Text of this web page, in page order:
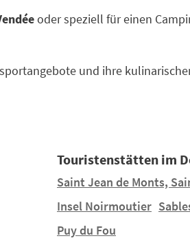
oder speziell für einen
und ihre
Touristenstätten im
Saint Jean de Monts,
Insel Noirmoutier
Puy du Fou